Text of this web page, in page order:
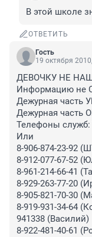
В этой школе
ОТВЕТИТЬ
Гость
19 октября
ДЕВОЧКУ НЕ
Информацию не
Дежурная часть
Дежурная часть
Телефоны служб:
Или
8-906-874-23-92
8-912-077-67-52
8-961-214-66-41
8-929-263-77-20
8-905-821-70-30
8-919-931-34-64
941338 (Василий)
8-922-481-40-61